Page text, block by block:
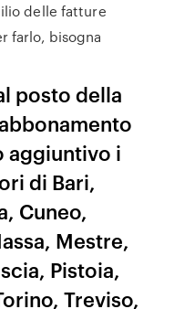
delle fatture
farlo, bisogna
posto della
aggiuntivo i
di Bari,
Cuneo,
Mestre,
Pistoia,
Treviso,